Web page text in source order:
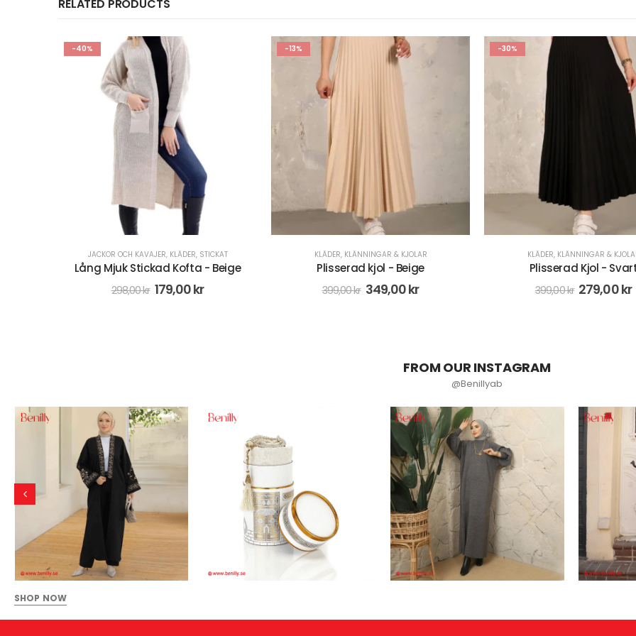
RELATED PRODUCTS
-13%
KLÄDER,KLÄNNINGAR & KJOLAR
Plisserad kjol - Beige
399,00kr 349,00kr
-30%
KLÄDER, KLÄNNINGAR & KJOLAR
Plisserad Kjol - Svart
399,00kr 279,00kr
-50%
KLÄDER,STICKAT
Ribbstickad Slipove -
198,00kr 99,00kr
FROM OUR INSTAGRAM
@Benillyab
SHOP NOW